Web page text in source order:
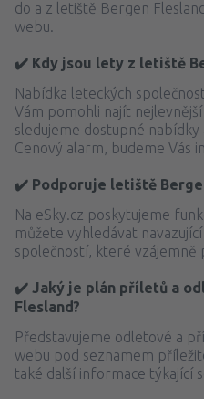
do a z letiště Bergen
webu.
✔️ Kdy jsou lety z letiště
Nabídka leteckých
Vám pomohli najít
sledujeme dostupné nabídky
Cenový alarm, budeme Vás
✔️ Podporuje letiště
Na eSky.cz poskytujeme
můžete vyhledávat
společností, které vzájemně
✔️ Jaký je plán příletů a
Flesland?
Představujeme odletové a
webu pod seznamem
také další informace týkající